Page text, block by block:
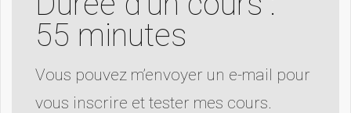
55 minutes
Vous pouvez m’envoyer un e-mail pour
vous inscrire et tester mes cours.